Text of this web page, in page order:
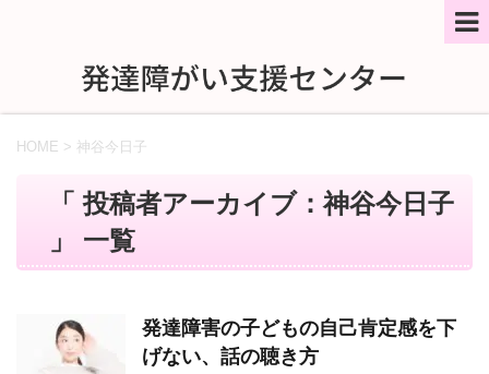
HOME > 神谷今日子
「 投稿者アーカイブ：神谷今日子
」 一覧
発達障害の子どもの自己肯定感を下
げない、話の聴き方